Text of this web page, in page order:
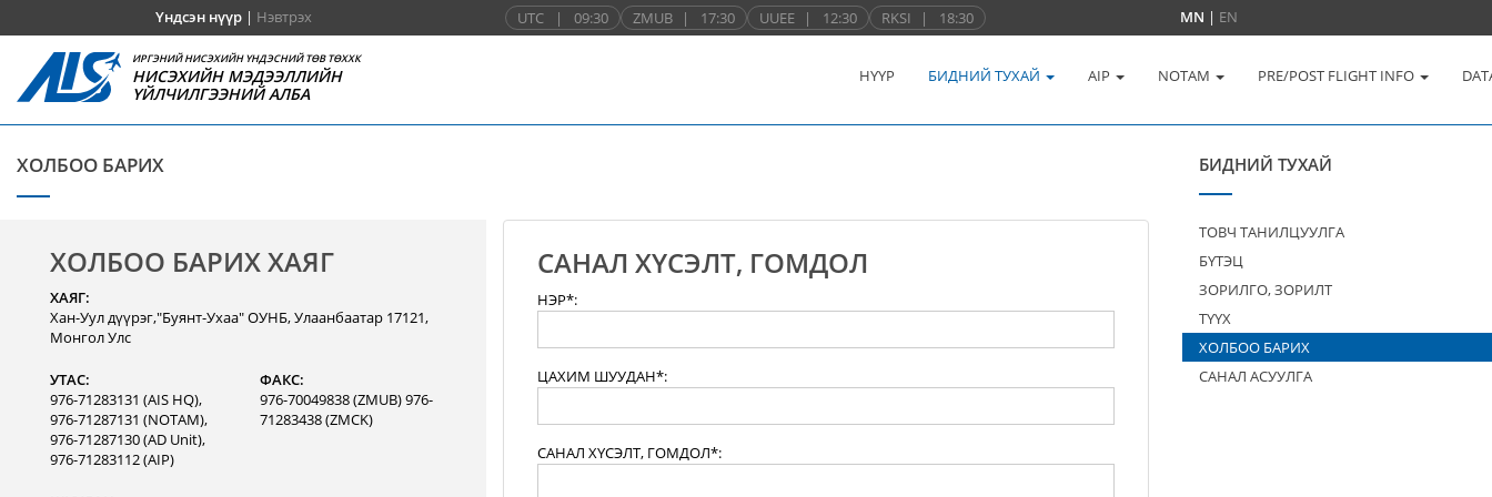
Үндсэн нүүр| Нэвтрэх UTC | 09:30 ZMUB | 17:30 UUEE | 12:30 RKSI | 18:30 MN | EN
ИРГЭНИЙ НИСЭХИЙН ҮНДЭСНИЙ ТӨВ ТӨХХК
НИСЭХИЙН МЭДЭЭЛЛИЙН
ҮЙЛЧИЛГЭЭНИЙ АЛБА
НҮҮР БИДНИЙ ТУХАЙ AIP NOTAM PRE/POST FLIGHT INFO
ХОЛБОО БАРИХ
ХОЛБОО БАРИХ ХАЯГ
ХАЯГ:
Хан-Уул дүүрэг,"Буянт-Ухаа" ОУНБ, Улаанбаатар 17121,
Монгол Улс
УТАС:
976-71283131 (AIS HQ),
976-71287131 (NOTAM),
976-71287130 (AD Unit),
976-71283112 (AIP)
ФАКС:
976-70049838 (ZMUB) 976-
71283438 (ZMCK)
САНАЛ ХҮСЭЛТ, ГОМДОЛ
НЭР*:
ЦАХИМ ШУУДАН*:
САНАЛ ХҮСЭЛТ, ГОМДОЛ*:
БИДНИЙ ТУХАЙ
ТОВЧ ТАНИЛЦУУЛГА
БҮТЭЦ
ЗОРИЛГО, ЗОРИЛТ
ТҮҮХ
ХОЛБОО БАРИХ
САНАЛ АСУУЛГА